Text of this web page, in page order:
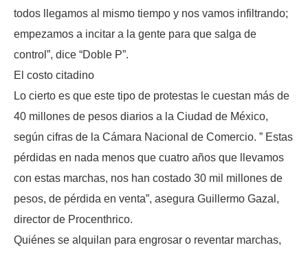
todos llegamos al mismo tiempo y nos vamos infiltrando;
empezamos a incitar a la gente para que salga de
control”, dice “Doble P”.
El costo citadino
Lo cierto es que este tipo de protestas le cuestan más de
40 millones de pesos diarios a la Ciudad de México,
según cifras de la Cámara Nacional de Comercio. ” Estas
pérdidas en nada menos que cuatro años que llevamos
con estas marchas, nos han costado 30 mil millones de
pesos, de pérdida en venta”, asegura Guillermo Gazal,
director de Procenthrico.
Quiénes se alquilan para engrosar o reventar marchas,